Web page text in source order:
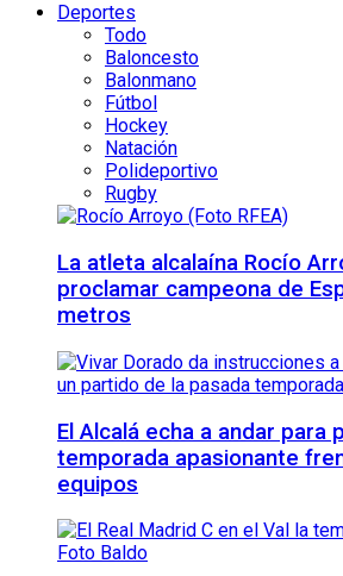
Deportes
Todo
Baloncesto
Balonmano
Fútbol
Hockey
Natación
Polideportivo
Rugby
La atleta alcalaína Rocío
proclamar campeona de
metros
El Alcalá echa a andar para
temporada apasionante
equipos